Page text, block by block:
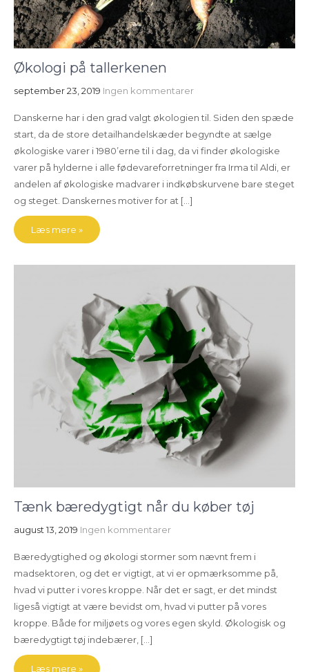
Økologi på tallerkenen
september 23, 2019 Ingen kommentarer
Danskerne har i den grad valgt økologien til. Siden den spæde
start, da de store detailhandelskæder begyndte at sælge
økologiske varer i 1980’erne til i dag, da vi finder økologiske
varer på hylderne i alle fødevareforretninger fra Irma til Aldi, er
andelen af økologiske madvarer i indkøbskurvene bare steget
og steget. Danskernes motiver for at […]
Læs mere »
Tænk bæredygtigt når du køber tøj
august 13, 2019 Ingen kommentarer
Bæredygtighed og økologi stormer som nævnt frem i
madsektoren, og det er vigtigt, at vi er opmærksomme på,
hvad vi putter i vores kroppe. Når det er sagt, er det mindst
ligeså vigtigt at være bevidst om, hvad vi putter på vores
kroppe. Både for miljøets og vores egen skyld. Økologisk og
bæredygtigt tøj indebærer, […]
Læs mere »